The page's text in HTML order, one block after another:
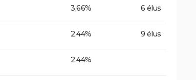
3,66% 6 élus
2,44% 9 élus
2,44%